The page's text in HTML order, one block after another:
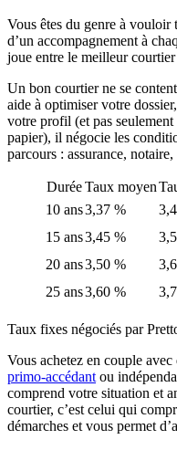
Vous êtes du genre à vouloir
d’un accompagnement à
joue entre le meilleur
Un bon courtier ne se
aide à optimiser votre
votre profil (et pas
papier), il négocie les
parcours : assurance, notaire,
DuréeTaux moyen
10 ans3,37 %
15 ans3,45 %
20 ans3,50 %
25 ans3,60 %
Taux fixes négociés par
Vous achetez en couple
primo-accédant ou
comprend votre situation et
courtier, c’est celui qui
démarches et vous permet